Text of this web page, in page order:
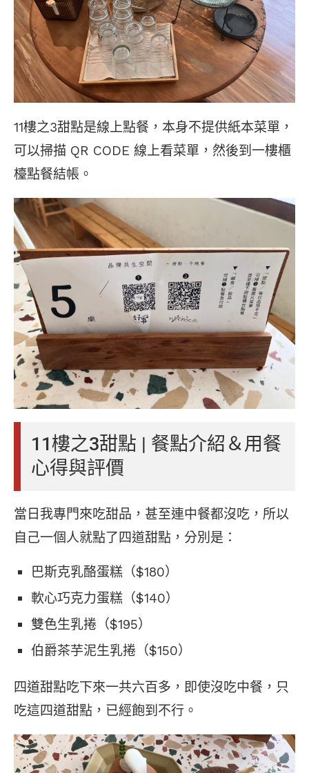
11樓之3甜點是線上點餐，本身不提供紙本菜單，
可以掃描 QR CODE 線上看菜單，然後到一樓櫃
檯點餐結帳。
11樓之3甜點 | 餐點介紹＆用餐
心得與評價
當日我專門來吃甜品，甚至連中餐都沒吃，所以
自己一個人就點了四道甜點，分別是：
巴斯克乳酪蛋糕（$180）
軟心巧克力蛋糕（$140）
雙色生乳捲（$195）
伯爵茶芋泥生乳捲（$150）
四道甜點吃下來一共六百多，即使沒吃中餐，只
吃這四道甜點，已經飽到不行。